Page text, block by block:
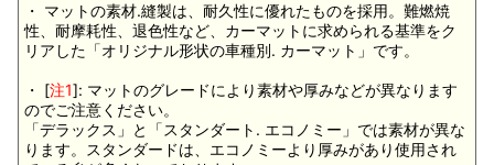
・ マットの素材.縫製は、耐久性に優れたものを採用。難燃焼
性、耐摩耗性、退色性など、カーマットに求められる基準をク
リアした「オリジナル形状の車種別. カーマット」です。
・ [注1]: マットのグレードにより素材や厚みなどが異なります
のでご注意ください。
「デラックス」と「スタンダート. エコノミー」では素材が異な
ります。スタンダードは、エコノミーより厚みがあり使用され